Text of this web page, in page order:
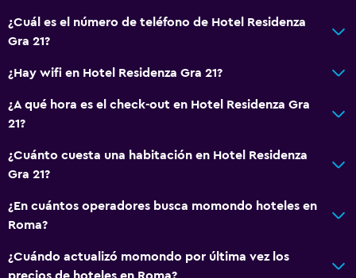
¿Cuál es el número de teléfono de Hotel Residenza
Gra 21?
¿Hay wifi en Hotel Residenza Gra 21?
¿A qué hora es el check-out en Hotel Residenza Gra
21?
¿Cuánto cuesta una habitación en Hotel Residenza
Gra 21?
¿En cuántos operadores busca momondo hoteles en
Roma?
¿Cuándo actualizó momondo por última vez los
precios de hoteles en Roma?